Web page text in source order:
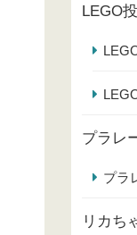
LEGO
プラレ
プラ
リカち